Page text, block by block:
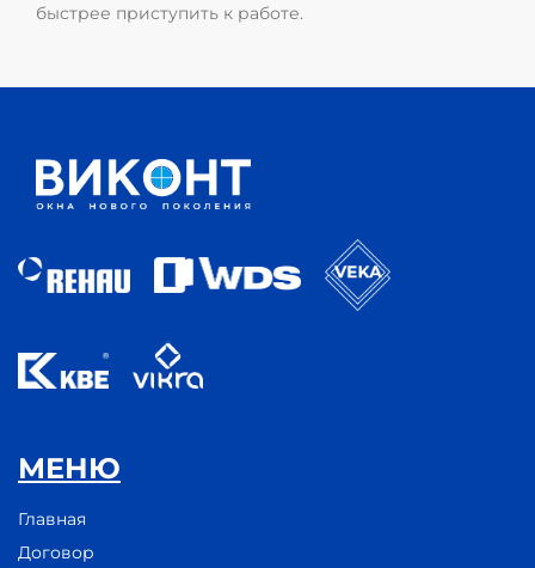
быстрее приступить к работе.
МЕНЮ
Главная
Договор